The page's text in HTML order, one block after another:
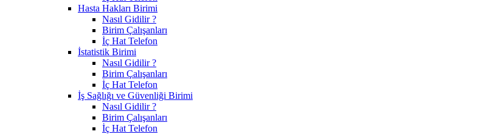
Hasta Hakları Birimi
Nasıl Gidilir ?
Birim Çalışanları
İç Hat Telefon
İstatistik Birimi
Nasıl Gidilir ?
Birim Çalışanları
İç Hat Telefon
İş Sağlığı ve Güvenliği Birimi
Nasıl Gidilir ?
Birim Çalışanları
İç Hat Telefon